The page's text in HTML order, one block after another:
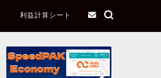
利益計算シート